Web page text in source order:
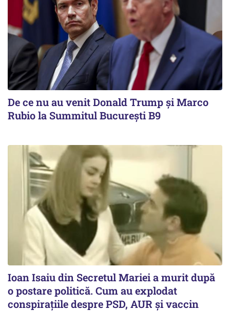
De ce nu au venit Donald Trump şi Marco
Rubio la Summitul Bucureşti B9
Ioan Isaiu din Secretul Mariei a murit după
o postare politică. Cum au explodat
conspirațiile despre PSD, AUR și vaccin